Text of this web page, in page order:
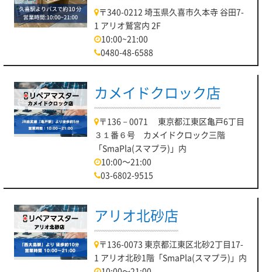
〒340-0212 埼玉県久喜市久本寺 谷田7-
1 アリオ鷲宮内 2F
10:00~21:00
0480-48-6588
カメイドクロック店
〒136－0071 東京都江東区亀戸6丁目
３１番６号 カメイドクロック三階
「SmaPla(スマプラ)」内
10:00～21:00
03-6802-9515
アリオ北砂店
〒136-0073 東京都江東区北砂2丁目17-
1 アリオ北砂1階「SmaPla(スマプラ)」内